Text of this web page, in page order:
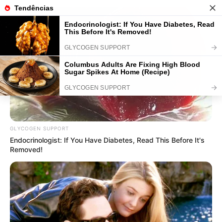
9 Tipos de Cola Para Artesanato:
Saiba Como Usá-las
GLYCOGEN SUPPORT
Endocrinologist: If You Have Diabetes, Read This Before It's
Removed!